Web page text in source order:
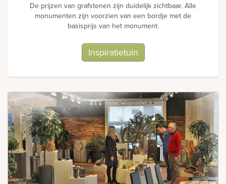
De prijzen van grafstenen zijn duidelijk zichtbaar. Alle
monumenten zijn voorzien van een bordje met de
basisprijs van het monument.
Inspiratietuin